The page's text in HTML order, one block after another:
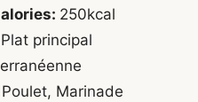
250kcal
principal
Marinade